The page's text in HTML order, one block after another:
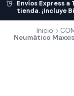
Envíos Express a
tienda. ¡Incluye
Inicio
Neumático